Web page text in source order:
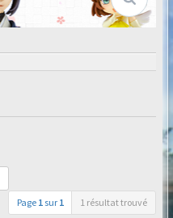
Page 1 sur 1 1 résultat trouvé